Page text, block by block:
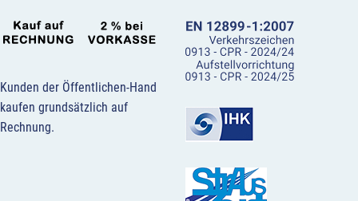
Kunden der Öffentlichen-Hand
kaufen grundsätzlich auf
Rechnung.